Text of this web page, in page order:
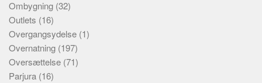
Ombygning (32)
Outlets (16)
Overgangsydelse (1)
Overnatning (197)
Oversættelse (71)
Parjura (16)